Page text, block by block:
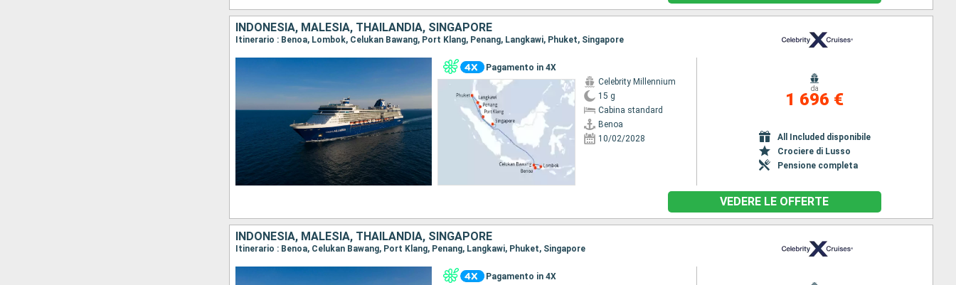
INDONESIA, MALESIA, THAILANDIA, SINGAPORE
Itinerario : Benoa, Lombok, Celukan Bawang, Port Klang, Penang, Langkawi, Phuket, Singapore
Pagamento in 4X
Celebrity Millennium
15 g
Cabina standard
Benoa
10/02/2028
da
1 696 €
All Included disponibile
Crociere di Lusso
Pensione completa
VEDERE LE OFFERTE
INDONESIA, MALESIA, THAILANDIA, SINGAPORE
Itinerario : Benoa, Celukan Bawang, Port Klang, Penang, Langkawi, Phuket, Singapore
Pagamento in 4X